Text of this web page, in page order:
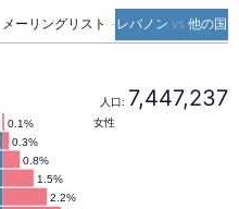
メーリングリスト - レバノン vs 他の国
人口: 7,447,237
2.2%
1.5%
0.8%
0.3%
0.1% 女性